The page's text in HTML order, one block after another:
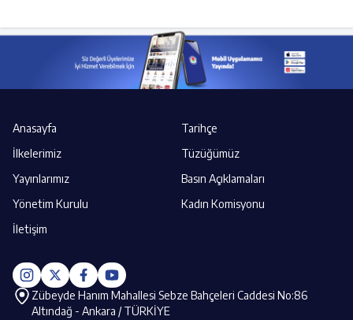
Anasayfa
Tarihçe
İlkelerimiz
Tüzüğümüz
Yayınlarımız
Basın Açıklamaları
Yönetim Kurulu
Kadın Komisyonu
İletişim
Zübeyde Hanım Mahallesi Sebze Bahçeleri Caddesi No:86
Altındağ - Ankara / TÜRKİYE